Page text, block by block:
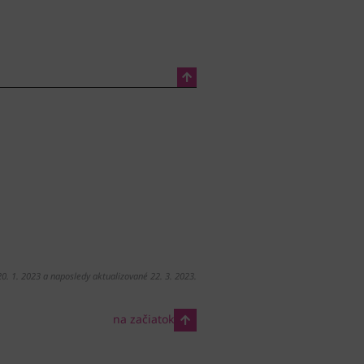
1. 2023 a naposledy aktualizované 22. 3. 2023.
na začiatok